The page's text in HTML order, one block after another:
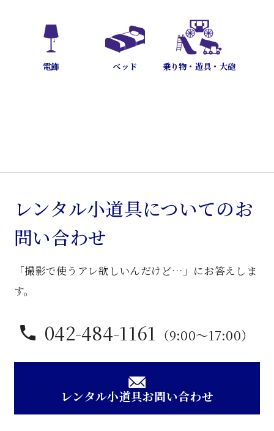
電飾 ベッド 乗り物・遊具・大砲
レンタル小道具についてのお
問い合わせ
「撮影で使うアレ欲しいんだけど…」にお答えしま
す。
042-484-1161 （9:00〜17:00）
レンタル小道具お問い合わせ